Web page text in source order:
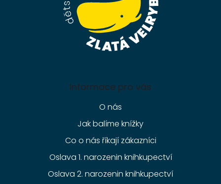
Informace pro vás
O nás
Jak balíme knížky
Co o nás říkají zákazníci
Oslava 1. narozenin knihkupectví
Oslava 2. narozenin knihkupectví